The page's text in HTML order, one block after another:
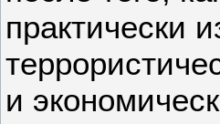
практически
и